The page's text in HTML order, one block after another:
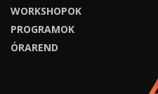
WORKSHOPOK
PROGRAMOK
ÓRAREND